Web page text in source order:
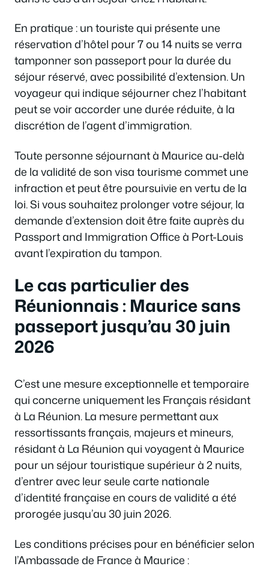
En pratique : un touriste qui présente une
réservation d’hôtel pour 7 ou 14 nuits se verra
tamponner son passeport pour la durée du
séjour réservé, avec possibilité d’extension. Un
voyageur qui indique séjourner chez l’habitant
peut se voir accorder une durée réduite, à la
discrétion de l’agent d’immigration.
Toute personne séjournant à Maurice au-delà
de la validité de son visa tourisme commet une
infraction et peut être poursuivie en vertu de la
loi. Si vous souhaitez prolonger votre séjour, la
demande d’extension doit être faite auprès du
Passport and Immigration Office à Port-Louis
avant l’expiration du tampon.
Le cas particulier des
Réunionnais : Maurice sans
passeport jusqu’au 30 juin
2026
C’est une mesure exceptionnelle et temporaire
qui concerne uniquement les Français résidant
à La Réunion. La mesure permettant aux
ressortissants français, majeurs et mineurs,
résidant à La Réunion qui voyagent à Maurice
pour un séjour touristique supérieur à 2 nuits,
d’entrer avec leur seule carte nationale
d’identité française en cours de validité a été
prorogée jusqu’au 30 juin 2026.
Les conditions précises pour en bénéficier selon
l’Ambassade de France à Maurice :